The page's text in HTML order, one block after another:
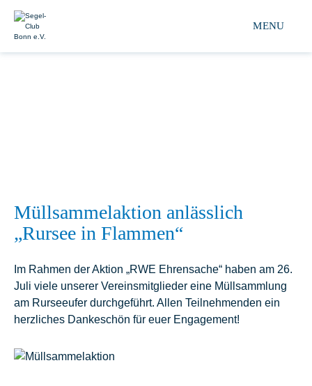
Segel-club Bonn
MENU
Müllsammelaktion anlässlich
„Rursee in Flammen“
Im Rahmen der Aktion „RWE Ehrensache“ haben am 26.
Juli viele unserer Vereinsmitglieder eine Müllsammlung
am Rurseeufer durchgeführt. Allen Teilnehmenden ein
herzliches Dankeschön für euer Engagement!